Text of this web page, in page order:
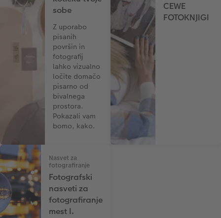
sobe
Z uporabo
pisanih
površin in
fotografij
lahko vizualno
ločite domačo
pisarno od
bivalnega
prostora.
Pokazali vam
bomo, kako.
CEWE
FOTOKNJIGI
Nasvet za
fotografiranje
Fotografski
nasveti za
fotografiranje
mest I.